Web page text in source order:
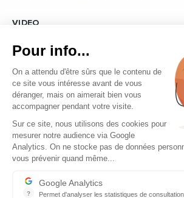
VIDEO
Find all the reports and interviews in the
professional journalists on the most
Copyright © 2026 - Tous droits réservés
Contact
Legal mentions
Pour info...
On a attendu d'être sûrs que le contenu de
ce site vous intéresse avant de vous
déranger, mais on aimerait bien vous
accompagner pendant votre visite.
Sur ce site, nous utilisons des cookies pour
mesurer notre audience via Google
Analytics. On ne stocke pas de données
vous prévenir quand même...
?
Google Analytics
Permet d'analyser les statistiques de